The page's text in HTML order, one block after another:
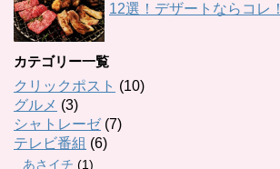
12選！デザートならコレ！
カテゴリー一覧
クリックポスト (10)
グルメ (3)
シャトレーゼ(7)
テレビ番組 (6)
あさイチ (1)